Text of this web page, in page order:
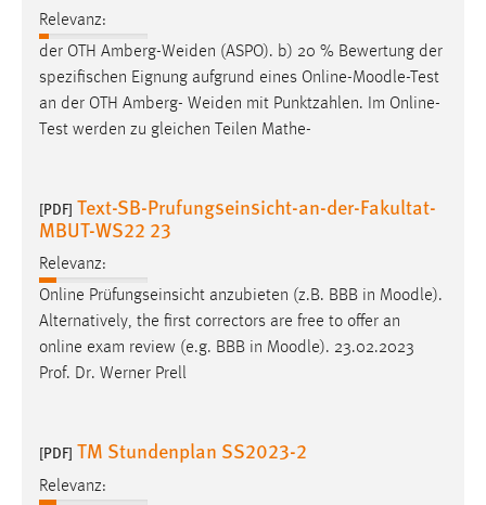
Relevanz:
der OTH Amberg-Weiden (ASPO). b) 20 % Bewertung der
spezifischen Eignung aufgrund eines Online-Moodle-Test
an der OTH Amberg- Weiden mit Punktzahlen. Im Online-
Test werden zu gleichen Teilen Mathe-
[PDF] Text-SB-Prufungseinsicht-an-der-Fakultat-
MBUT-WS22 23
Relevanz:
Online Prüfungseinsicht anzubieten (z.B. BBB in Moodle).
Alternatively, the first correctors are free to offer an
online exam review (e.g. BBB in Moodle). 23.02.2023
Prof. Dr. Werner Prell
[PDF] TM Stundenplan SS2023-2
Relevanz: